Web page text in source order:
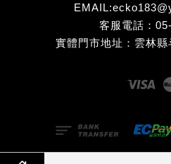
客服電話：
實體門市地址：雲林